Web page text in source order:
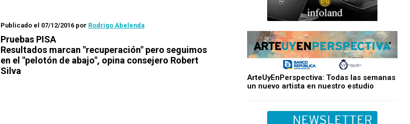
Publicado el 07/12/2016 por Rodrigo Abelenda
Pruebas PISA
Resultados marcan "recuperación" pero seguimos
en el "pelotón de abajo", opina consejero Robert
Silva
ArteUyEnPerspectiva: Todas las semanas
un nuevo artista en nuestro estudio